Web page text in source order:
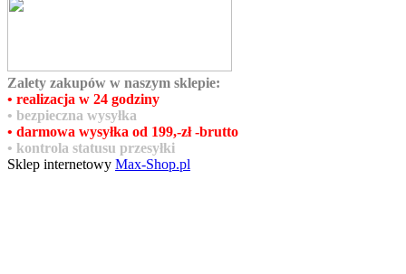
Zalety zakupów w naszym sklepie:
• realizacja w 24 godziny
• bezpieczna wysyłka
• darmowa wysyłka od 199,-zł-brutto
• kontrola statusu przesyłki
Sklep internetowy Max-Shop.pl